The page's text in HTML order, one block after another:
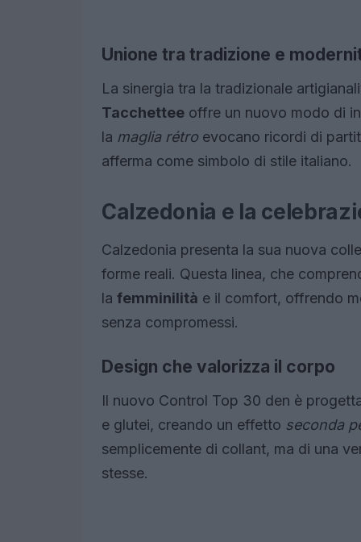
Unione tra tradizione e
La sinergia tra la tradizionale
Tacchettee offre un nuovo modo di
la maglia rétro evocano ricordi di
afferma come simbolo di stile italiano.
Calzedonia e la
Calzedonia presenta la sua nuova
forme reali. Questa linea, che
la femminilità e il comfort, offrendo
senza compromessi.
Design che valorizza il corpo
Il nuovo Control Top 30 den è
e glutei, creando un effetto seconda
semplicemente di collant, ma di una
stesse.